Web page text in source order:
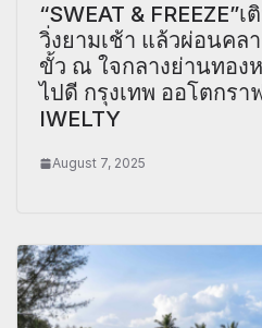
“SWEAT & FREEZE”
วิ่งยามเช้า แล้วผ่อนคล
ขั้ว ณ ใจกลางย่านทอง
ไปดี กรุงเทพ ออโตกร
IWELTY
August 7, 2025